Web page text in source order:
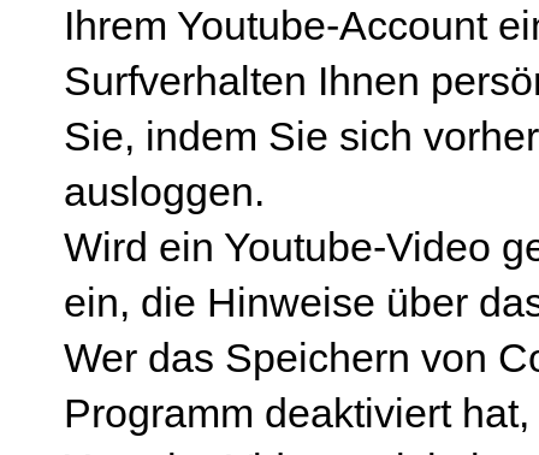
Ihrem Youtube-Account
Surfverhalten Ihnen
Sie, indem Sie sich
ausloggen.
Wird ein Youtube-Video
ein, die Hinweise über
Wer das Speichern von
Programm deaktiviert